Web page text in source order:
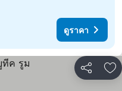
ดูราคา
แชร์ เ